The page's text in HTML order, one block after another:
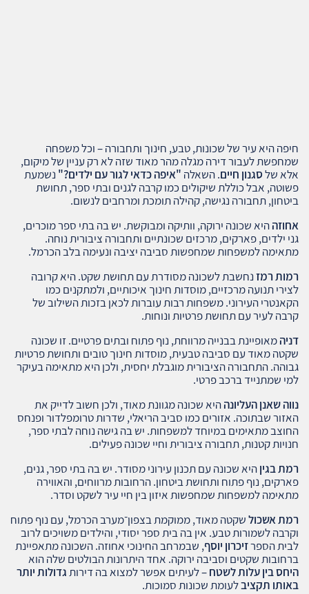
חיפה היא עיר של שכונות, טבע, חינוך ותחבורה – וכל משפחה
שמחפשת לעבור דירה מגלה מהר מאוד שזה לא רק עניין של מיקום,
אלא שלסגנון חיים. השאלה "איפה כדאי לגור עם ילדים?" נשמעת
פשוטה, אבל כוללת שיקולים כמו קרבה לגנים ובתי ספר, תחושת
ביטחון, תחבורה נגישה, קהילה תומכת ומרחבים לנשום.
אחוזההיא שכונה ירוקה, וותיקה ומבוקשת. יש בה בתי ספר מוכרים,
גני ילדים, פארקים, מרכזים שכונתיים ותחבורה ציבורית נוחה.
מתאימה למשפחות שמחפשות סביבה יציבה ונעימה בלב הכרמל.
רמות רמזנחשבת לשכונה מסודרת עם תחושת שקט. היא קרובה
לצירי תנועה מרכזיים, מוסדות חינוך איכותיים, ולמתקנים כמו
הקאנטרי העירוני. משפחות רבות עוברות לכאן בזכות השילוב של
קרבה לעיר עם תחושת פרטיות ונוחות.
דניהמאופיינת בבנייה מרווחת, נוף פתוח ובתים פרטיים. זו שכונה
שקטה מאוד עם סביבה טבעית, מוסדות חינוך טובים ותחושת פרטיות
גבוהה. התחבורה הציבורית מוגבלת יחסית, ולכן היא מתאימה בעיקר
למי שמתנייד ברכב פרטי.
נווה שאנן העליונההיא שכונה מגוונת מאוד, ולכן חשוב לדייק את
האזור שבתוכה. אזורים כמו סביב הריאלי, שדרות טרומפלדור ופנחס
החוצב מתאימים במיוחד למשפחות. יש בה גישה נוחה לבתי ספר,
חנויות קטנות, תחבורה ציבורית וחיי שכונה פעילים.
רמת בגיןהיא שכונה עם תכנון עירוני מסודר. יש בה בתי ספר, גנים,
פארקים, נוף פתוח ותחושת ביטחון. הרחובות מרווחים, והאווירה
מתאימה למשפחות שמחפשות איזון בין חיי עיר לשקט וסדר.
רמת אשכולשקטה מאוד, ממוקמת בצפון־מערב הכרמל, עם נוף פתוח
וקרבה לשמורות טבע. אין בה בית ספר יסודי, והילדים משויכים לרוב
לבית הספרזיכרון יוסף, שבמרחב החינוכי אחוזה. השכונה מתאפיינת
ברחובות שקטים וסביבה ירוקה. אחד היתרונות הבולטים שלה הוא
היחס בין עלות לשטח– לעיתים אפשר למצוא בה דירותגדולות יותר
באותו תקציבלעומת שכונות סמוכות.